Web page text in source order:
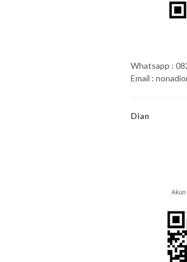
Whatsapp :
Email :
Dian